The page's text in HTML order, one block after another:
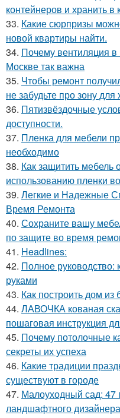
контейнеров и хранить
33. Какие сюрпризы
новой квартиры найти.
34. Почему вентиляция в
Москве так важна
35. Чтобы ремонт
не забудьте про зону для
36. Пятизвёздочные
доступности.
37. Пленка для мебели
необходимо
38. Как защитить мебель
использованию пленки
39. Легкие и Надежные
Время Ремонта
40. Сохраните вашу
по защите во время
41. Headlines:
42. Полное руководство:
руками
43. Как построить дом
44. ЛАВОЧКА кованая
пошаговая инструкция
45. Почему потолочные
секреты их успеха
46. Какие традиции
существуют в городе
47. Малоуходный сад: 47
ландшафтного дизайнера